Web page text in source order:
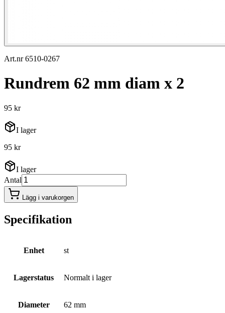
Art.nr 6510-0267
Rundrem 62 mm diam x 2
95 kr
I lager
95 kr
I lager
Antal
Lägg i varukorgen
Specifikation
Enhet st
Lagerstatus Normalt i lager
Diameter 62 mm